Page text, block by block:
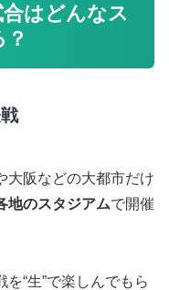
はどんなス
大阪などの大都市だけ
地のスタジアムで開催
“生”で楽しんでもら